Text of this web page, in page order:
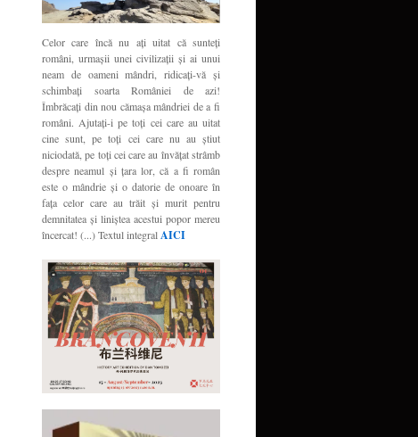
Celor care încă nu aţi uitat că sunteţi
români, urmaşii unei civilizaţii şi ai unui
neam de oameni mândri, ridicaţi-vă şi
schimbaţi soarta României de azi!
Îmbrăcaţi din nou cămaşa mândriei de a fi
români. Ajutaţi-i pe toţi cei care au uitat
cine sunt, pe toţi cei care nu au ştiut
niciodată, pe toţi cei care au învăţat strâmb
despre neamul şi ţara lor, că a fi român
este o mândrie şi o datorie de onoare în
faţa celor care au trăit şi murit pentru
demnitatea şi liniştea acestui popor mereu
încercat! (...) Textul integralAICI